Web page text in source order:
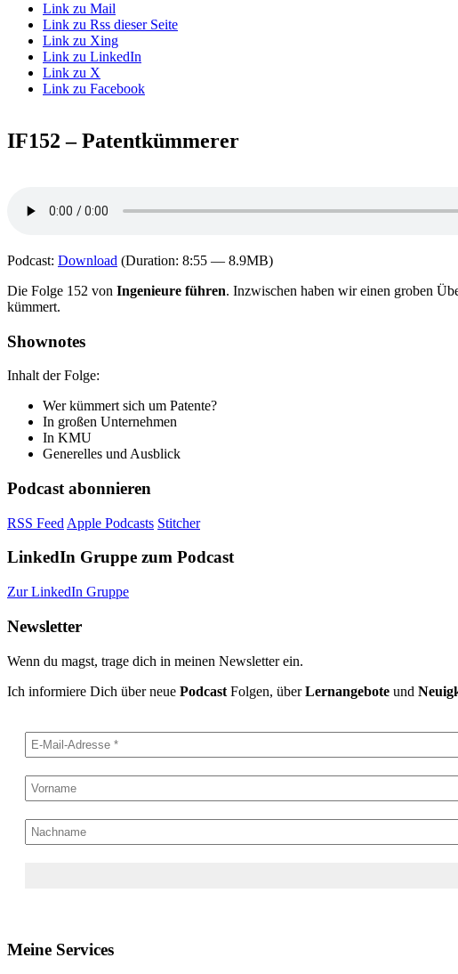
Link zu Mail
Link zu Rss dieser Seite
Link zu Xing
Link zu LinkedIn
Link zu X
Link zu Facebook
IF152 – Patentkümmerer
Podcast: Download (Duration: 8:55 — 8.9MB)
Die Folge 152 von Ingenieure führen. Inzwischen haben wir einen groben
kümmert.
Shownotes
Inhalt der Folge:
Wer kümmert sich um Patente?
In großen Unternehmen
In KMU
Generelles und Ausblick
Podcast abonnieren
RSS Feed Apple Podcasts Stitcher
LinkedIn Gruppe zum Podcast
Zur LinkedIn Gruppe
Newsletter
Wenn du magst, trage dich in meinen Newsletter ein.
Ich informiere Dich über neue Podcast Folgen, überLernangebote und
Meine Services